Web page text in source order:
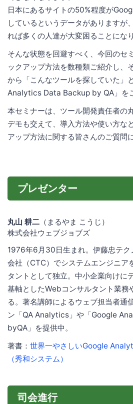
日本にあるサイトの50%程度が
しているというデータがありますが
れば多くの人達が大変困ることになり
そんな状態を回避すべく、今回のセ
ックアップ方法を数種類ご紹介し、
から「こんなツールを探していた」
Analytics Data Backup by QA」を
本セミナーは、ツール開発責任者の
デモも交えて、導入方法や使い方な
アップ方法に関する皆さんのご質問
プレゼンター
丸山 耕二 （まるやま こうじ）
株式会社ウェブジョブズ
1976年6月30日生まれ。伊藤忠テク
会社（CTC）でシステムエンジニア
タントとして独立。中小企業向けに
基軸としたWebコンサルタント業務
る。著名講師によるウェブ担当者通
ン「QA Analytics」や「Google
byQA」を提供中。
著書： 世界一やさしいGoogle
（秀和システム）
司会進行